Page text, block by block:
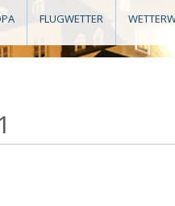
FLUGWETTER